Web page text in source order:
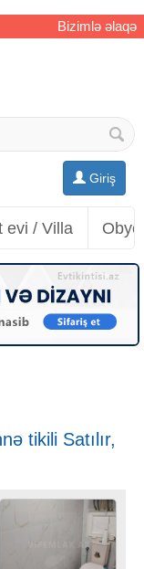
Bizimlə əlaqə
Giriş
evi / Villa
tikili Satılır,